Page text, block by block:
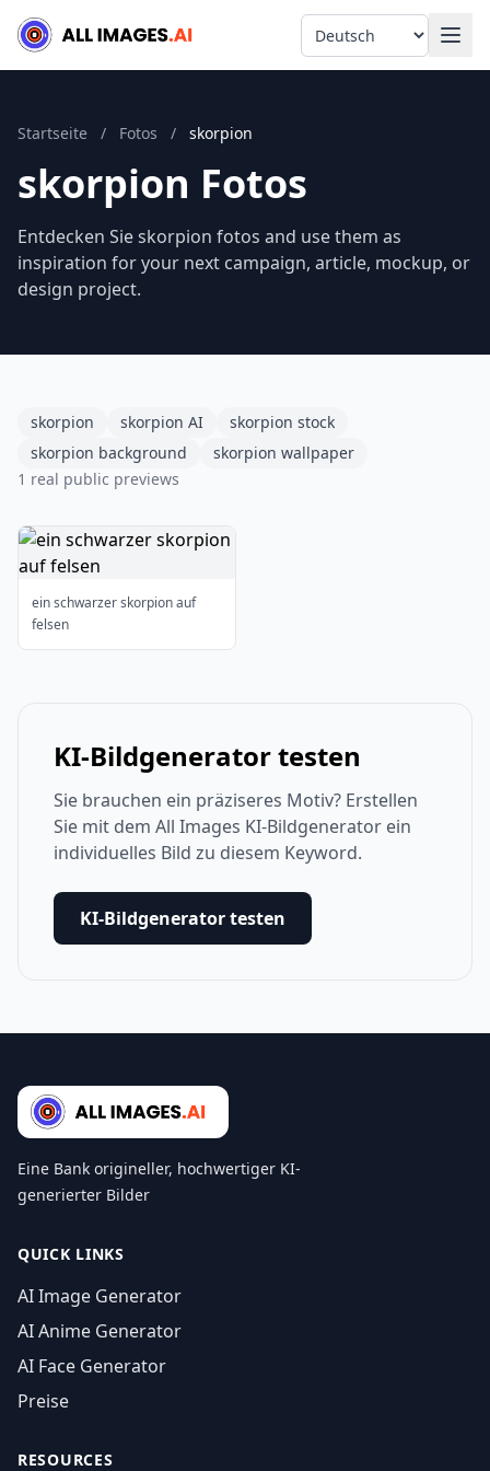
Language
Startseite / Fotos / skorpion
skorpion Fotos
Entdecken Sie skorpion fotos and use them as
inspiration for your next campaign, article, mockup, or
design project.
skorpion skorpion AI
skorpion stock
skorpion background
skorpion wallpaper
1 real public previews
ein schwarzer skorpion auf
felsen
KI-Bildgenerator testen
Sie brauchen ein präziseres Motiv? Erstellen
Sie mit dem All Images KI-Bildgenerator ein
individuelles Bild zu diesem Keyword.
KI-Bildgenerator testen
Eine Bank origineller, hochwertiger KI-
generierter Bilder
QUICK LINKS
AI Image Generator
AI Anime Generator
AI Face Generator
Preise
RESOURCES